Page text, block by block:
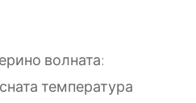
волната:
температура